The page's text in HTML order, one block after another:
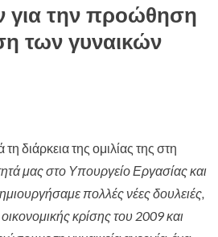
για την προώθηση
των γυναικών
της ομιλίας της στη
μας στο Υπουργείο Εργασίας και
πολλές νέες δουλειές,
κρίσης του 2009 και